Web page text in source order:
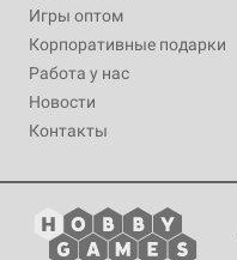
Игры оптом
Корпоративные подарки
Работа у нас
Новости
Контакты